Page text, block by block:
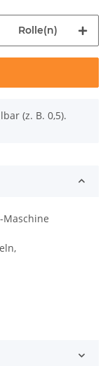
Rolle(n)
(z. B. 0,5).
Maschine